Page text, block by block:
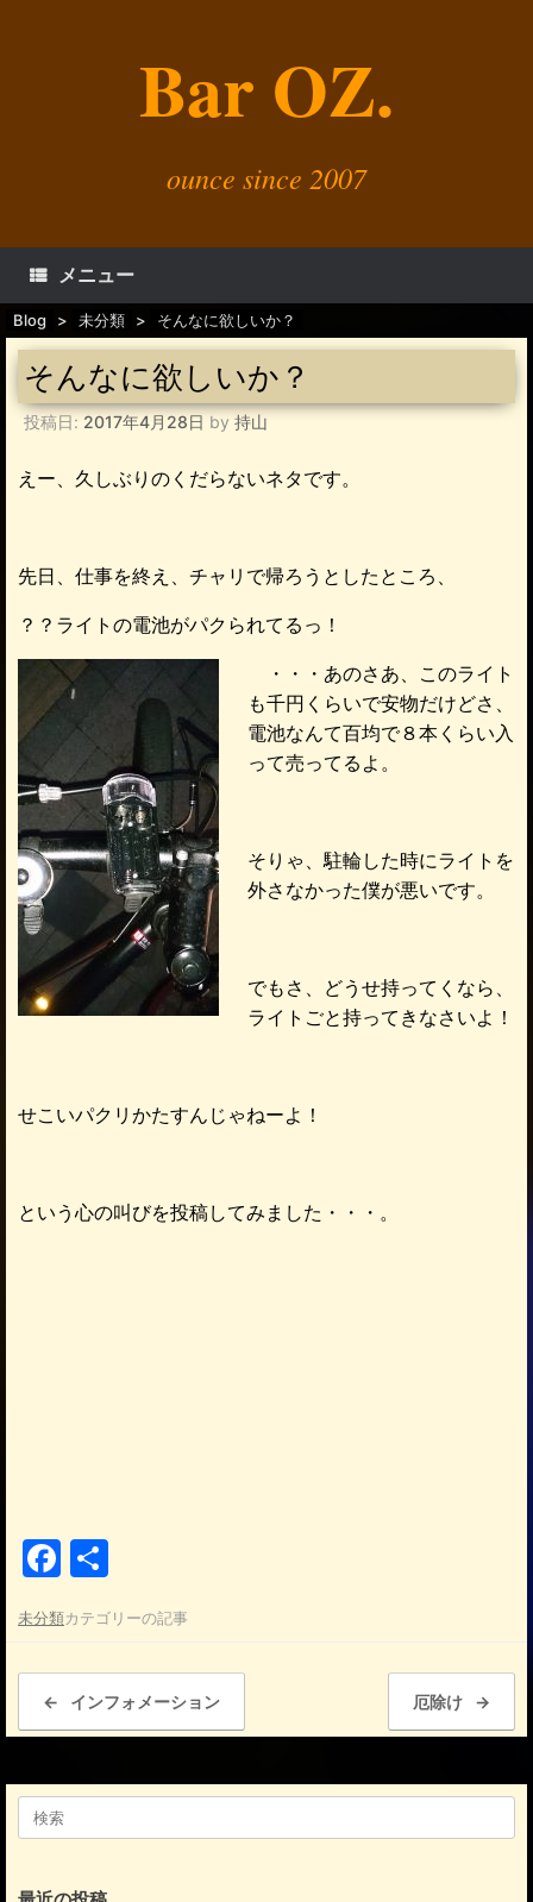
Bar OZ.
ounce since 2007
メニュー
Blog > 未分類 > そんなに欲しいか？
そんなに欲しいか？
投稿日: 2017年4月28日 by 持山
えー、久しぶりのくだらないネタです。
先日、仕事を終え、チャリで帰ろうとしたところ、
？？ライトの電池がパクられてるっ！
・・・あのさあ、このライト
も千円くらいで安物だけどさ、
電池なんて百均で８本くらい入
って売ってるよ。
そりゃ、駐輪した時にライトを
外さなかった僕が悪いです。
でもさ、どうせ持ってくなら、
ライトごと持ってきなさいよ！
せこいパクリかたすんじゃねーよ！
という心の叫びを投稿してみました・・・。
F
c
e
b
o
o
k
未分類カテゴリーの記事
投稿ナビゲーション
← インフォメーション 厄除け →
検